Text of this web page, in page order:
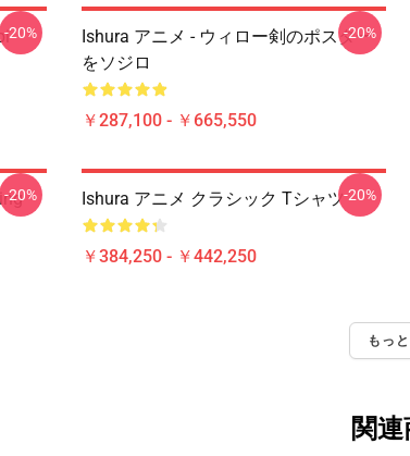
-20%
Ishura アニメ - ウィロー剣のポスター
をソジロ
￥287,100 - ￥665,550
-20%
-20% Ishura アニメ クラシック Tシャツ
￥384,250 - ￥442,250
-20%
もっ
関